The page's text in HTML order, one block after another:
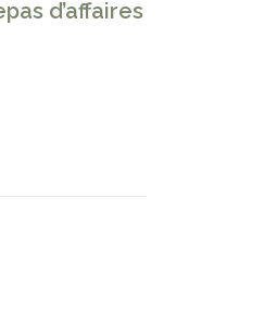
d’affaires